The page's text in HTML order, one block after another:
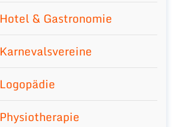
Hotel & Gastronomie
Karnevalsvereine
Logopädie
Physiotherapie